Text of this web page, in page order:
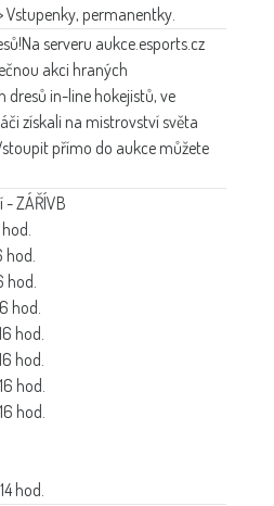
Vstupenky, permanentky.
Na serveru aukce.esports.cz
akci hraných
dresů in-line hokejistů, ve
získali na mistrovství světa
přímo do aukce můžete
- ZÁŘÍVB
hod.
hod.
hod.
hod.
hod.
hod.
hod.
hod.